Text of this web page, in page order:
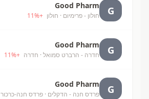
G
Good Pharm
חולון - פרימיום · חולון +
11%
G
Good Pharm
חדרה - הרברט סמואל · חדרה +
11%
G
Good Pharm
פרדס חנה - הדקלים · פרדס חנה-כרכור